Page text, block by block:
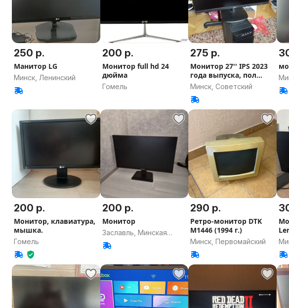
250 р.
Манитор LG
Минск, Ленинский
200 р.
Монитор full hd 24
дюйма
Гомель
275 р.
Монитор 27'' IPS 2023
года выпуска, пол
года б.у.
Минск, Советский
200 р.
Монитор, клавиатура,
мышка.
Гомель
200 р.
Монитор
Заславль, Минская
область
290 р.
Ретро-монитор DTK
M1446 (1994 г.)
Минск, Первомайский